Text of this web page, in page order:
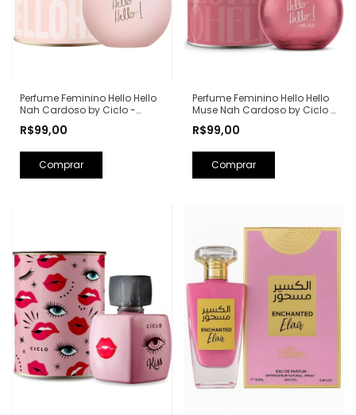
Perfume Feminino Hello Hello
Nah Cardoso by Ciclo -
R$99,00
Perfume Feminino Hello Hello
Muse Nah Cardoso by Ciclo -
R$99,00